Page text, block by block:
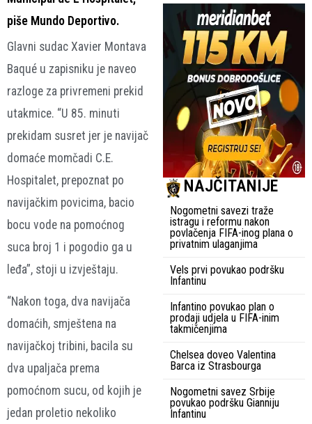
piše Mundo Deportivo.
Glavni sudac Xavier Montava
Baqué u zapisniku je naveo
razloge za privremeni prekid
utakmice. “U 85. minuti
prekidam susret jer je navijač
domaće momčadi C.E.
Hospitalet, prepoznat po
navijačkim povicima, bacio
bocu vode na pomoćnog
suca broj 1 i pogodio ga u
leđa”, stoji u izvještaju.
“Nakon toga, dva navijača
domaćih, smještena na
navijačkoj tribini, bacila su
dva upaljača prema
pomoćnom sucu, od kojih je
jedan proletio nekoliko
NAJČITANIJE
Nogometni savezi traže
istragu i reformu nakon
povlačenja FIFA-inog plana o
privatnim ulaganjima
Vels prvi povukao podršku
Infantinu
Infantino povukao plan o
prodaji udjela u FIFA-inim
takmičenjima
Chelsea doveo Valentina
Barca iz Strasbourga
Nogometni savez Srbije
povukao podršku Gianniju
Infantinu